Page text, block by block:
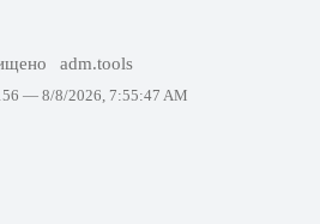
adm.tools
— 8/8/2026, 7:55:47 AM